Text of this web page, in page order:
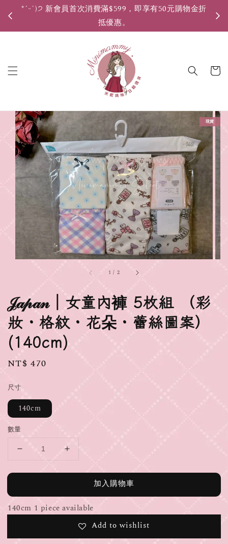
*ˊᵕˋ)੭ 新會員首次消費滿$599，即享有50元購物金折
抵優惠。
1 / 2
現貨
𝒥𝒶𝓅𝒶𝓃｜女童內褲 5枚組 （彩
妝・格紋・花朵・蕾絲圖案）
(140cm)
Regular
NT$ 470
尺寸
140cm
數量
加入購物車
140cm 1 piece available
Add to wishlist